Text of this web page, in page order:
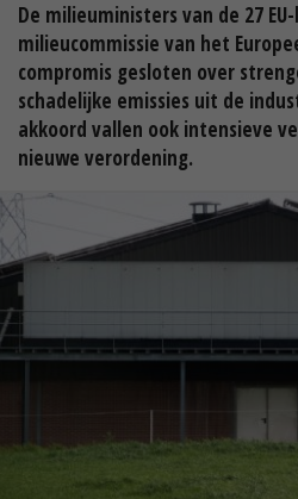
De milieuministers van de 27
milieucommissie van het
compromis gesloten over
schadelijke emissies uit de
akkoord vallen ook intensieve
nieuwe verordening.